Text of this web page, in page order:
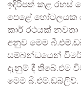
ඉදිරිපත් කළ රහස්
පෙළේ හෝටලයක
කාර් රථයක්
අනුව මෙම
සම්බන්ධයෙන්
දැනුම් දී තිබේ.එම
මෙම